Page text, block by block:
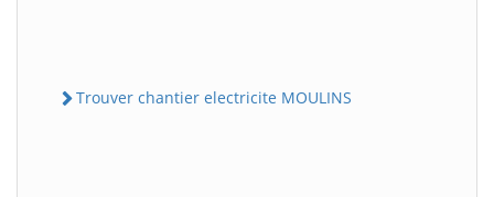
Trouver chantier electricite MOULINS